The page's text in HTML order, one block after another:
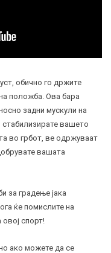
обично го држите
положба. Ова бара
задни мускули на
стабилизирате вашето
во грбот, ве одржуваат
вашата
за градење јака
ќе помислите на
овој спорт!
ако можете да се